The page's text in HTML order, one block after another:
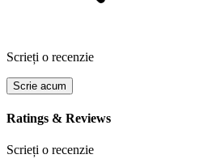
Scrieți o recenzie
Scrie acum
Ratings & Reviews
Scrieți o recenzie